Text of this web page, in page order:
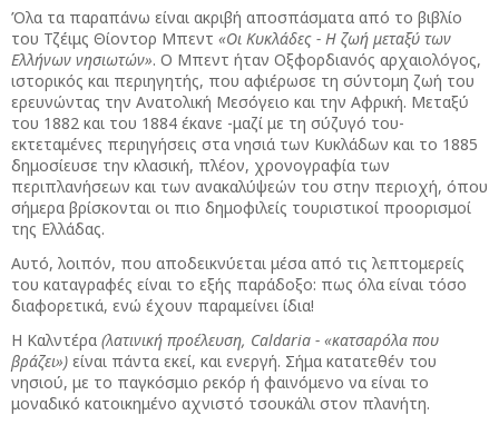
Όλα τα παραπάνω είναι ακριβή αποσπάσματα από το βιβλίο
του Τζέιμς Θίοντορ Μπεντ «Οι Κυκλάδες - Η ζωή μεταξύ των
Ελλήνων νησιωτών». Ο Μπεντ ήταν Οξφορδιανός αρχαιολόγος,
ιστορικός και περιηγητής, που αφιέρωσε τη σύντομη ζωή του
ερευνώντας την Ανατολική Μεσόγειο και την Αφρική. Μεταξύ
του 1882 και του 1884 έκανε -μαζί με τη σύζυγό του-
εκτεταμένες περιηγήσεις στα νησιά των Κυκλάδων και το 1885
δημοσίευσε την κλασική, πλέον, χρονογραφία των
περιπλανήσεων και των ανακαλύψεών του στην περιοχή, όπου
σήμερα βρίσκονται οι πιο δημοφιλείς τουριστικοί προορισμοί
της Ελλάδας.
Αυτό, λοιπόν, που αποδεικνύεται μέσα από τις λεπτομερείς
του καταγραφές είναι το εξής παράδοξο: πως όλα είναι τόσο
διαφορετικά, ενώ έχουν παραμείνει ίδια!
H Καλντέρα (λατινική προέλευση, Caldaria - «κατσαρόλα που
βράζει») είναι πάντα εκεί, και ενεργή. Σήμα κατατεθέν του
νησιού, με το παγκόσμιο ρεκόρ ή φαινόμενο να είναι το
μοναδικό κατοικημένο αχνιστό τσουκάλι στον πλανήτη.